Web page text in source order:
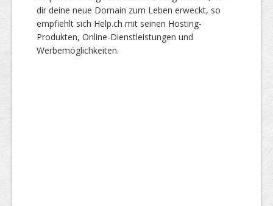
dir deine neue Domain zum Leben erweckt, so
empfiehlt sich Help.ch mit seinen Hosting-
Produkten, Online-Dienstleistungen und
Werbemöglichkeiten.